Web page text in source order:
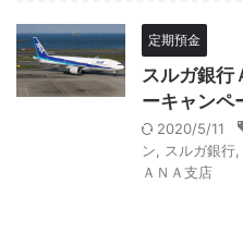
定期預金
スルガ銀行
ーキャンペ
2020/5/11
ン
スルガ銀行
ＡＮＡ支店